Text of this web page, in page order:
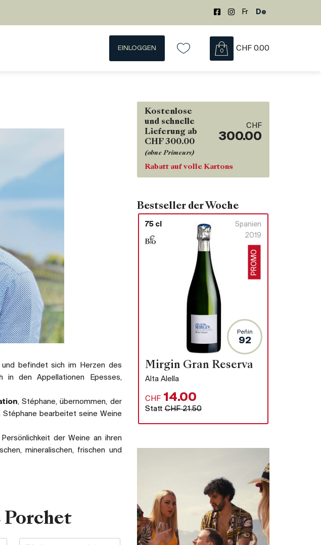
Fr De
EINLOGGEN 0 CHF 0.00
und befindet sich im Herzen des
in den Appellationen Epesses,
, Stéphane, übernommen, der
bearbeitet seine Weine
der Weine an ihren
mineralischen, frischen und
Porchet
Kostenlose
und schnelle
Lieferung ab
CHF 300.00
(ohne Primeurs)
CHF
300.00
Rabatt auf volle Kartons
Bestseller der Woche
75 cl
Spanien
2019
PROMO
Peñin
92
Mirgin Gran Reserva
Alta Alella
CHF 14.00
StattCHF 21.50